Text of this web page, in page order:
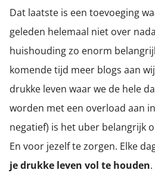
Dat laatste is een toevoeging
geleden helemaal niet over
huishouding zo enorm
komende tijd meer blogs aan
drukke leven waar we de hele
worden met een overload aan
negatief) is het uber belangrijk
En voor jezelf te zorgen. Elke
je drukke leven vol te houden.